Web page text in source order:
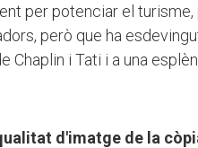
per potenciar el
però que ha
Chaplin i Tati i a una
d'imatge de la